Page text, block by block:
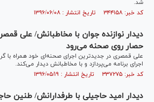
شد.
کد خبر: ۳۴۴۱۵۸ تاریخ انتشار : ۱۳۹۶/۰۶/۰۸
دیدار نوازنده جوان با مخاطبانش/ علی
حصار روی صحنه می‌رود
علی قمصری در جدیدترین اجرای صحنه‌ای خود همراه با
اجرای برنامه می‌پردازد و با مخاطبانش دیدار می‌کند.
کد خبر: ۳۳۷۲۷۵ تاریخ انتشار : ۱۳۹۶/۰۵/۱۹
دیدار امید حاجیلی با طرفدارانش/ طنین